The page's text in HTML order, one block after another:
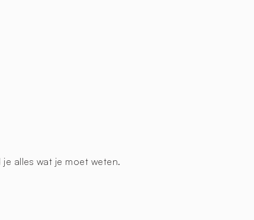
alles wat je moet weten.